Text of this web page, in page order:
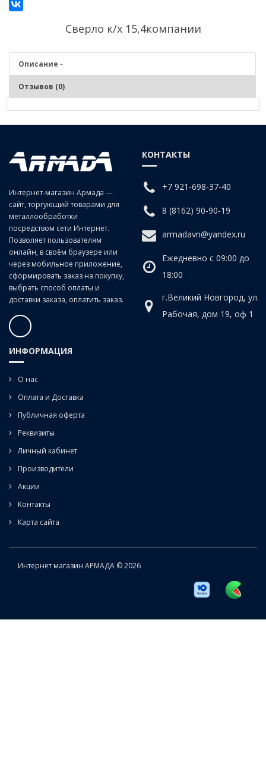
Сверло к/х 15,4компании
Описание -
Отзывов (0)
Сверление цилиндрических отверстий в заготовках и изделиях из
чугунов, сталей средней и низкой твердости, цветных сплавах,
пластмассах, древесных материалов. Фиксация – во внутренний
конус Морзе напрямую или через переходные втулки.
Интернет-магазин Армада —
сайт, торгующий товарами для
металлообработки
посредством сети Интернет.
Позволяет пользователям
онлайн, в своём браузере или
через мобильное приложение,
сформировать заказ на покупку,
выбрать способ оплаты и
доставки заказа, оплатить заказ.
КОНТАКТЫ
+7 921-698-37-40
8 (8162) 90-90-19
armadavn@yandex.ru
Ежедневно с 09:00 до
18:00
г.Великий Новгород, ул.
Рабочая, дом 19, оф 1
ИНФОРМАЦИЯ
О нас
Оплата и Доставка
Публичная оферта
Реквизиты
Личный кабинет
Производители
Акции
Контакты
Карта сайта
Интернет магазин АРМАДА © 2026